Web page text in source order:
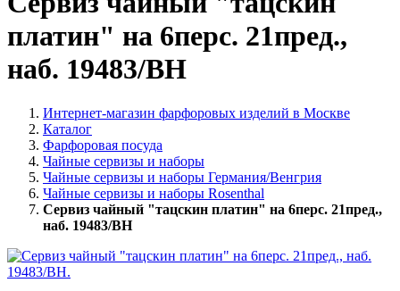
платин" на 6перс. 21пред.,
наб. 19483/BH
Интернет-магазин фарфоровых изделий в Москве
Каталог
Фарфоровая посуда
Чайные сервизы и наборы
Чайные сервизы и наборы Германия/Венгрия
Чайные сервизы и наборы Rosenthal
Сервиз чайный "тацскин платин" на 6перс. 21пред.,
наб. 19483/BH